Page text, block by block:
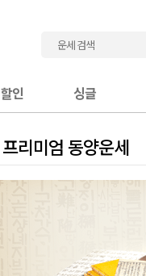
할인 싱글
프리미엄 동양운세